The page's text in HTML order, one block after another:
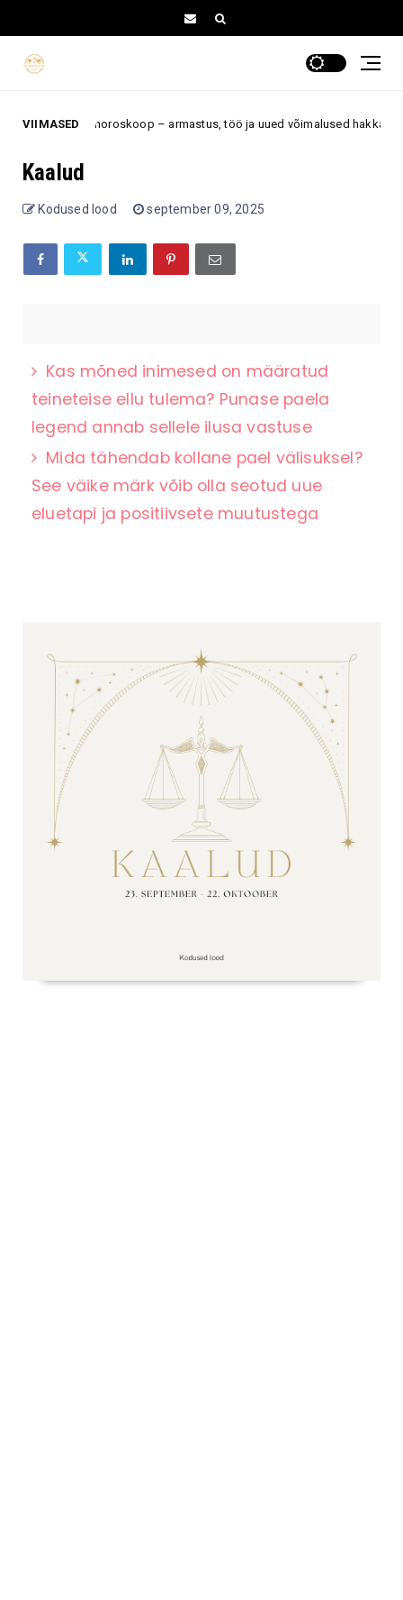
VIIMASED
parem horoskoop – armastus, töö ja uued võimalused hakkavad
Kaalud
Kodused lood september 09, 2025
Kas mõned inimesed on määratud
teineteise ellu tulema? Punase paela
legend annab sellele ilusa vastuse
Mida tähendab kollane pael välisuksel?
See väike märk võib olla seotud uue
eluetapi ja positiivsete muutustega